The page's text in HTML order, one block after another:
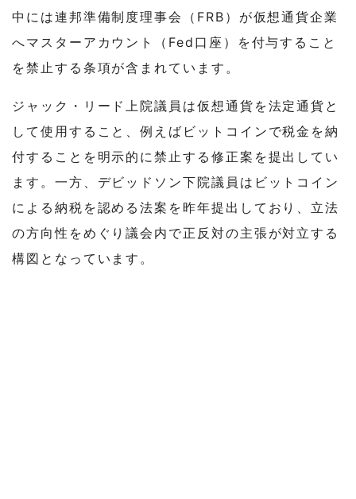
中には連邦準備制度理事会（FRB）が仮想通貨企業
へマスターアカウント（Fed口座）を付与すること
を禁止する条項が含まれています。
ジャック・リード上院議員は仮想通貨を法定通貨と
して使用すること、例えばビットコインで税金を納
付することを明示的に禁止する修正案を提出してい
ます。一方、デビッドソン下院議員はビットコイン
による納税を認める法案を昨年提出しており、立法
の方向性をめぐり議会内で正反対の主張が対立する
構図となっています。